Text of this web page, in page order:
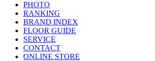
PHOTO
RANKING
BRAND INDEX
FLOOR GUIDE
SERVICE
CONTACT
ONLINE STORE